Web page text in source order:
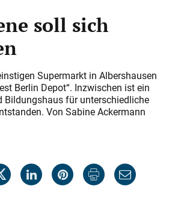
soll sich
Supermarkt in Albershausen
Berlin Depot“. Inzwischen ist ein
Bildungshaus für unterschiedliche
Von Sabine Ackermann